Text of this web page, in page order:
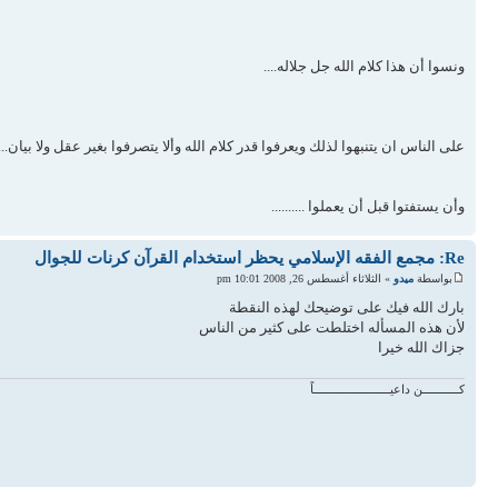
ونسوا أن هذا كلام الله جل جلاله....
على الناس ان يتنبهوا لذلك ويعرفوا قدر كلام الله وألا يتصرفوا بغير عقل ولا
وأن يستفتوا قبل أن يعملوا ..........
Re: مجمع الفقه الإسلامي يحظر استخدام القرآن كرنات للجوال
بواسطة ميدو » الثلاثاء أغسطس 26, 2008 10:01 pm
بارك الله فيك على توضيحك لهذه النقطة
لأن هذه المسأله اختلطت على كثير من الناس
جزاك الله خيرا
كـــــــــــن داعيـــــــــــــــــــــــاً